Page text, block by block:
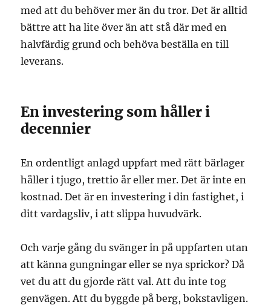
med att du behöver mer än du tror. Det är alltid
bättre att ha lite över än att stå där med en
halvfärdig grund och behöva beställa en till
leverans.
En investering som håller i
decennier
En ordentligt anlagd uppfart med rätt bärlager
håller i tjugo, trettio år eller mer. Det är inte en
kostnad. Det är en investering i din fastighet, i
ditt vardagsliv, i att slippa huvudvärk.
Och varje gång du svänger in på uppfarten utan
att känna gungningar eller se nya sprickor? Då
vet du att du gjorde rätt val. Att du inte tog
genvägen. Att du byggde på berg, bokstavligen.